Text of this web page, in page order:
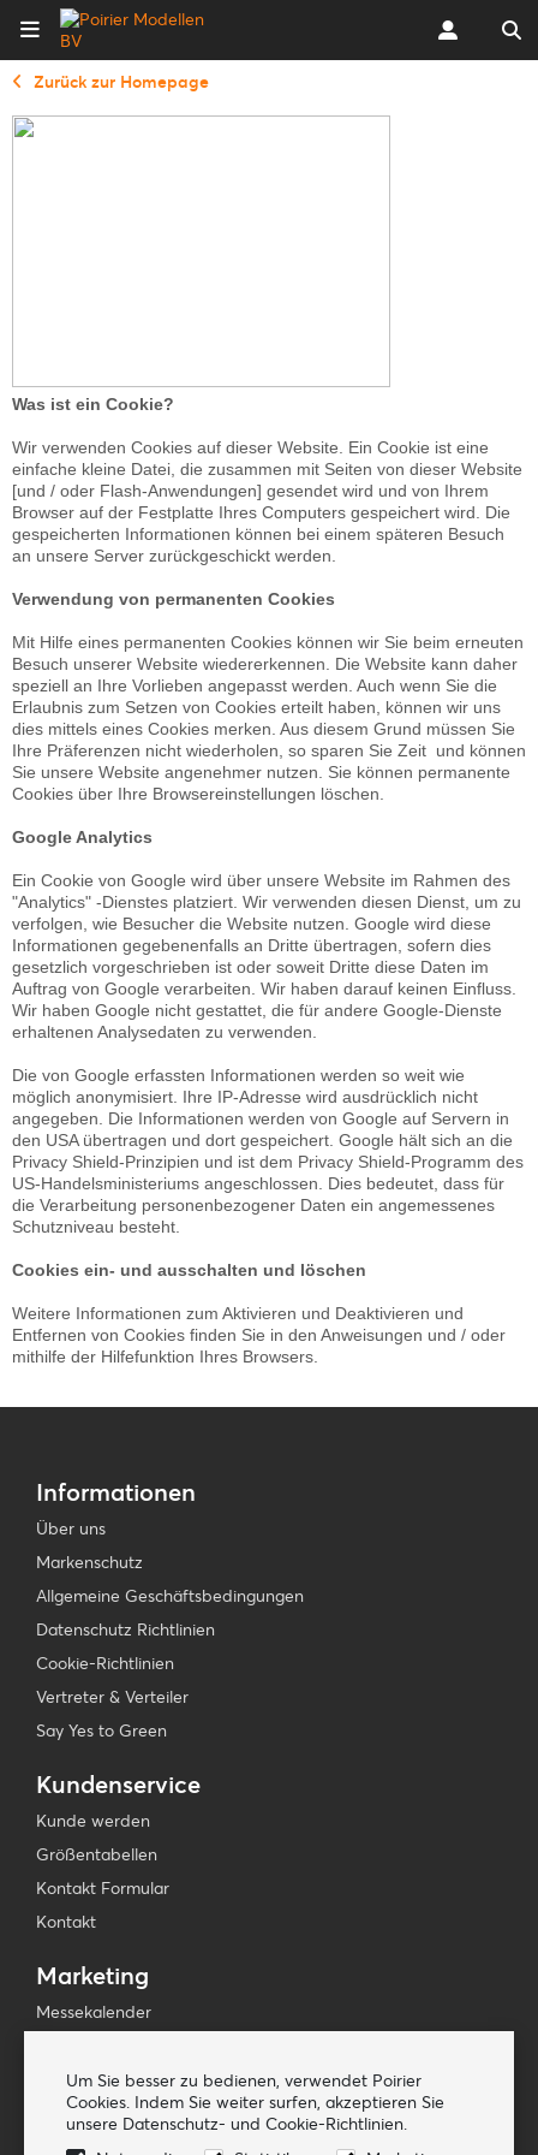
Um Sie besser zu bedienen, verwendet Poirier
Cookies. Indem Sie weiter surfen, akzeptieren Sie
unsere Datenschutz- und Cookie-Richtlinien.
Zurück zur Homepage
Was ist ein Cookie?
Wir verwenden Cookies auf dieser Website. Ein Cookie ist eine
einfache kleine Datei, die zusammen mit Seiten von dieser Website
[und / oder Flash-Anwendungen] gesendet wird und von Ihrem
Browser auf der Festplatte Ihres Computers gespeichert wird. Die
gespeicherten Informationen können bei einem späteren Besuch
an unsere Server zurückgeschickt werden.
Verwendung von permanenten Cookies
Mit Hilfe eines permanenten Cookies können wir Sie beim erneuten
Besuch unserer Website wiedererkennen. Die Website kann daher
speziell an Ihre Vorlieben angepasst werden. Auch wenn Sie die
Erlaubnis zum Setzen von Cookies erteilt haben, können wir uns
dies mittels eines Cookies merken. Aus diesem Grund müssen Sie
Ihre Präferenzen nicht wiederholen, so sparen Sie Zeit und können
Sie unsere Website angenehmer nutzen. Sie können permanente
Cookies über Ihre Browsereinstellungen löschen.
Google Analytics
Ein Cookie von Google wird über unsere Website im Rahmen des
"Analytics" -Dienstes platziert. Wir verwenden diesen Dienst, um zu
verfolgen, wie Besucher die Website nutzen. Google wird diese
Informationen gegebenenfalls an Dritte übertragen, sofern dies
gesetzlich vorgeschrieben ist oder soweit Dritte diese Daten im
Auftrag von Google verarbeiten. Wir haben darauf keinen Einfluss.
Wir haben Google nicht gestattet, die für andere Google-Dienste
erhaltenen Analysedaten zu verwenden.
Die von Google erfassten Informationen werden so weit wie
möglich anonymisiert. Ihre IP-Adresse wird ausdrücklich nicht
angegeben. Die Informationen werden von Google auf Servern in
den USA übertragen und dort gespeichert. Google hält sich an die
Privacy Shield-Prinzipien und ist dem Privacy Shield-Programm des
US-Handelsministeriums angeschlossen. Dies bedeutet, dass für
die Verarbeitung personenbezogener Daten ein angemessenes
Schutzniveau besteht.
Cookies ein- und ausschalten und löschen
Weitere Informationen zum Aktivieren und Deaktivieren und
Entfernen von Cookies finden Sie in den Anweisungen und / oder
mithilfe der Hilfefunktion Ihres Browsers.
Informationen
Über uns
Markenschutz
Allgemeine Geschäftsbedingungen
Datenschutz Richtlinien
Cookie-Richtlinien
Vertreter & Verteiler
Say Yes to Green
Kundenservice
Kunde werden
Größentabellen
Kontakt Formular
Kontakt
Marketing
Messekalender
Newsletters
Folge uns